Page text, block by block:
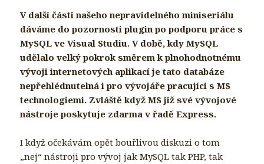
V další části našeho nepravidelného miniseriálu
dáváme do pozornosti plugin po podporu práce s
MySQL ve Visual Studiu. V době, kdy MySQL
udělalo velký pokrok směrem k plnohodnotnému
vývoji internetových aplikací je tato databáze
nepřehlédnutelná i pro vývojáře pracujíci s MS
technologiemi. Zvláště když MS již své vývojové
nástroje poskytuje zdarma v řadě Express.
I když očekávám opět bouřlivou diskuzi o tom
„nej“ nástroji pro vývoj jak MySQL tak PHP, tak